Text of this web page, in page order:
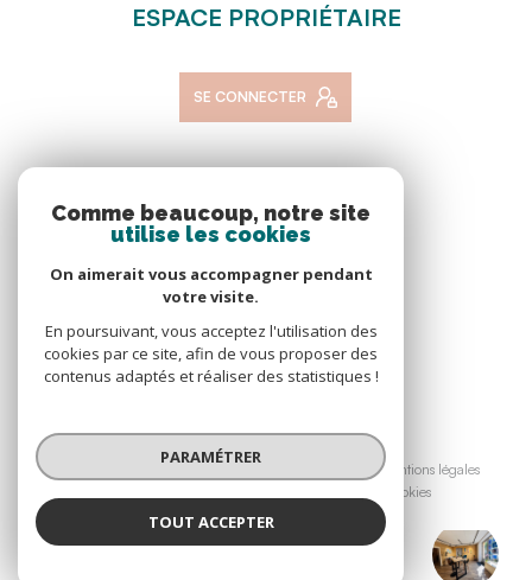
A & M Immo Store
ESPACE PROPRIÉTAIRE
SE CONNECTER
NOUS SUIVRE
© 2026 | Tous droits réservés
Nos honoraires
Nos partenaires
Mentions légales
Cookies
Réalisé par :
Comme beaucoup, notre site
utilise les cookies
On aimerait vous accompagner pendant
votre visite.
En poursuivant, vous acceptez l'utilisation des
cookies par ce site, afin de vous proposer des
contenus adaptés et réaliser des statistiques !
PARAMÉTRER
TOUT ACCEPTER